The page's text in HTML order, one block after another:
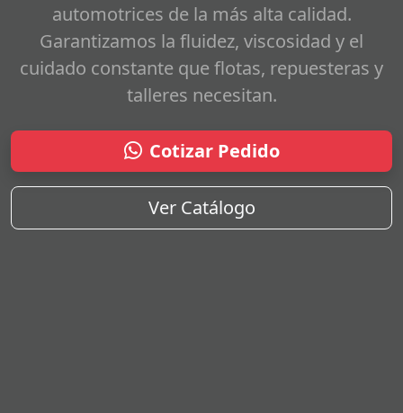
automotrices de la más alta calidad.
Garantizamos la fluidez, viscosidad y el
cuidado constante que flotas, repuesteras y
talleres necesitan.
Cotizar Pedido
Ver Catálogo